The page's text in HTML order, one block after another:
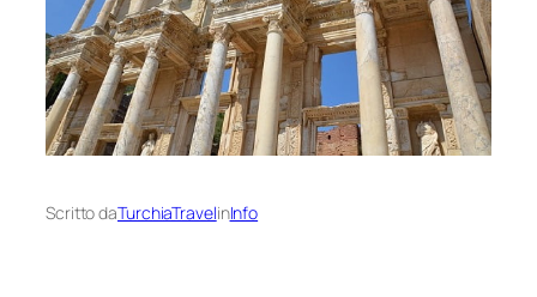
Scritto daTurchiaTravelinInfo